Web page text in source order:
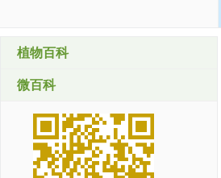
植物百科
微百科